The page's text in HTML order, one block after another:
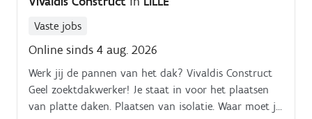
Vaste jobs
Online sinds 4 aug. 2026
Werk jij de pannen van het dak? Vivaldis Construct
Geel zoektdakwerker! Je staat in voor het plaatsen
van platte daken. Plaatsen van isolatie. Waar moet je